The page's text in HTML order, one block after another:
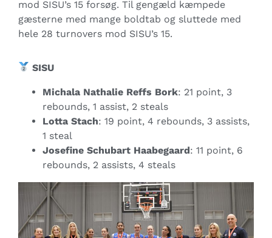
mod SISU’s 15 forsøg. Til gengæld kæmpede
gæsterne med mange boldtab og sluttede med
hele 28 turnovers mod SISU’s 15.
SISU
Michala Nathalie Reffs Bork: 21 point, 3
rebounds, 1 assist, 2 steals
Lotta Stach: 19 point, 4 rebounds, 3 assists,
1 steal
Josefine Schubart Haabegaard: 11 point, 6
rebounds, 2 assists, 4 steals